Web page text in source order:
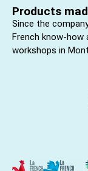
Products
Since the
French know-how
workshops in